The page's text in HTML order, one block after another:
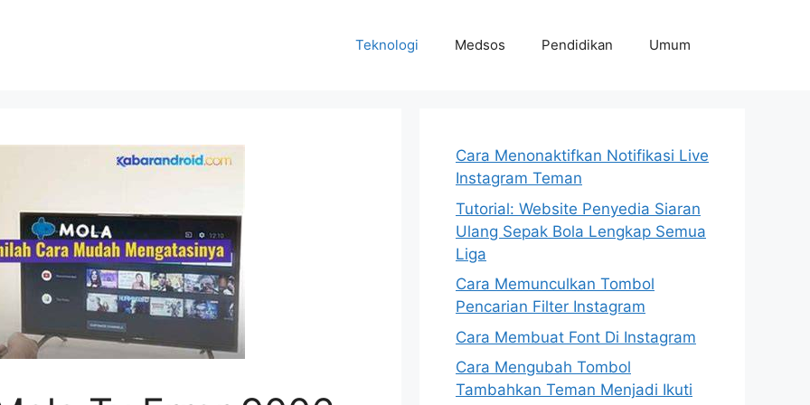
Teknologi Medsos Pendidikan Umum
Cara Menonaktifkan Notifikasi Live
Instagram Teman
Tutorial: Website Penyedia Siaran
Ulang Sepak Bola Lengkap Semua
Liga
Cara Memunculkan Tombol
Pencarian Filter Instagram
Cara Membuat Font Di Instagram
Cara Mengubah Tombol
Tambahkan Teman Menjadi Ikuti